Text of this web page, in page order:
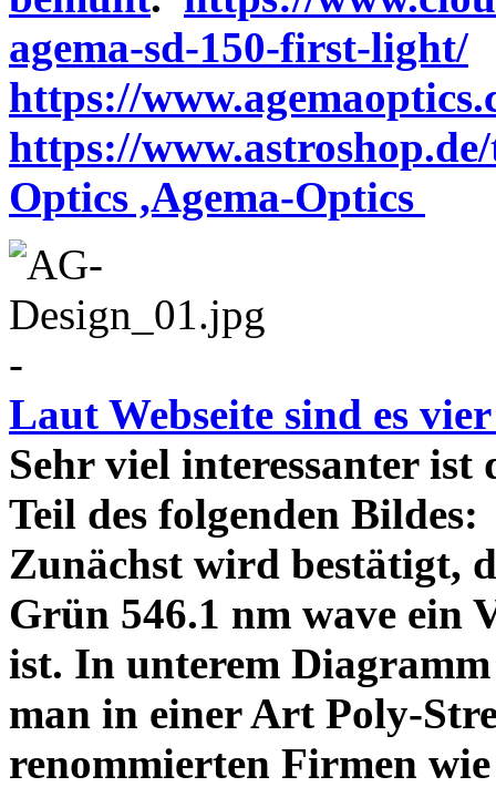
agema-sd-150-first-light/
https://
https://
Optics ,Agema-Optics
-
Laut Webseite sind es
Sehr viel interessanter
Teil des folgenden
Zunächst wird bestätigt,
Grün 546.1 nm wave ein
ist. In unterem
man in einer Art Poly-
renommierten Firmen